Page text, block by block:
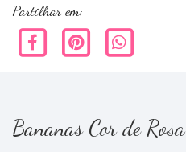
Partilhar em:
Bananas Cor de Rosa